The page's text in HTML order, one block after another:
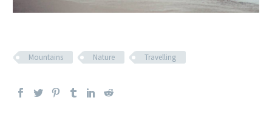
Mountains Nature Travelling